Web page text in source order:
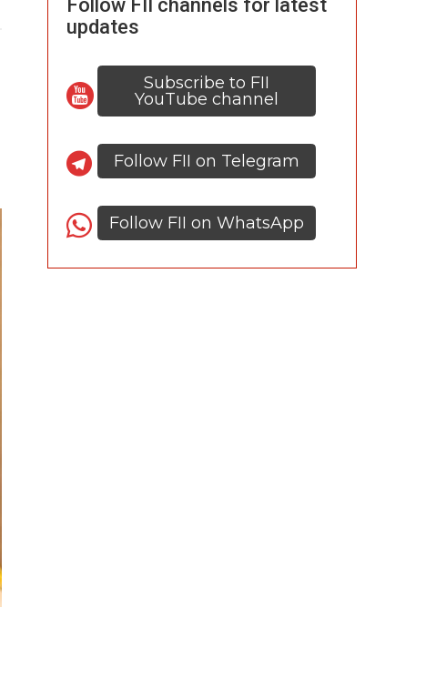
Follow FII channels for latest
updates
Subscribe to FII
YouTube channel
Follow FII on Telegram
Follow FII on WhatsApp